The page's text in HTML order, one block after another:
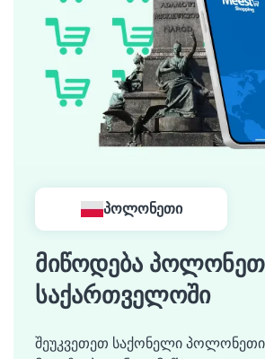
პოლონეთი
მიწოდება
საქართველოში
შეუკვეთეთ საქონელი